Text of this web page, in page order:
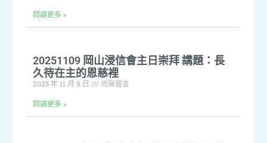
閱讀更多 »
20251109 岡山浸信會主日崇拜 講題：長
久待在主的恩慈裡
2025 年 11 月 9 日 尚無留言
閱讀更多 »